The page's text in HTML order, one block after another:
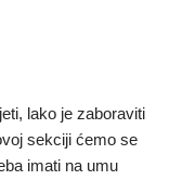
lako je zaboraviti
sekciji ćemo se
imati na umu